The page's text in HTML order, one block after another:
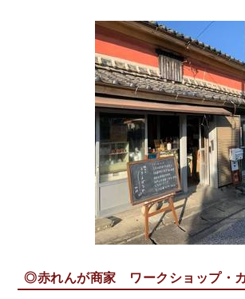
◎赤れんが商家 ワークショップ・